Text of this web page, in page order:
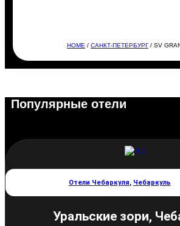
HOME /САНКТ-ПЕТЕРБУРГ/ SV
Популярные отели
Отели Чебаркуля, Чебаркуль
Уральские зори,